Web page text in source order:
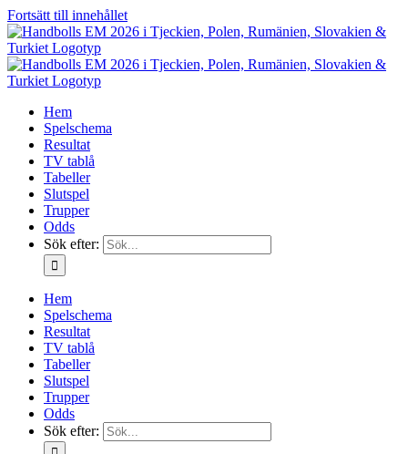
Fortsätt till innehållet
Hem
Spelschema
Resultat
TV tablå
Tabeller
Slutspel
Trupper
Odds
Sök efter:
Hem
Spelschema
Resultat
TV tablå
Tabeller
Slutspel
Trupper
Odds
Sök efter: